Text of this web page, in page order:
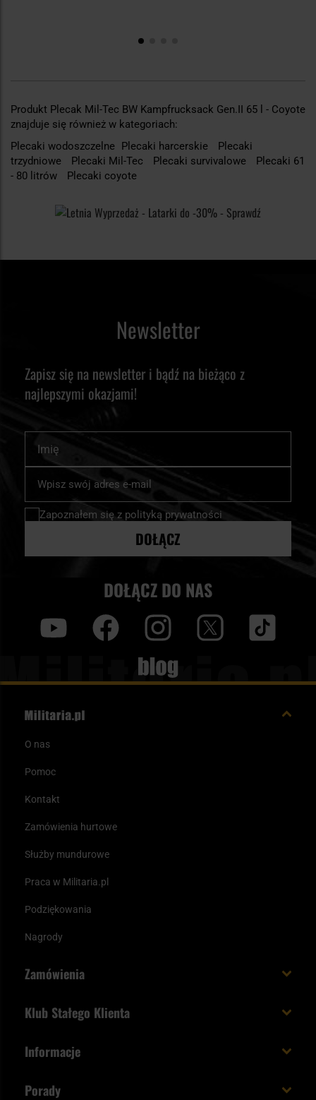
Produkt Plecak Mil-Tec BW Kampfrucksack Gen.II 65 l - Coyote
znajduje się również w kategoriach:
Plecaki wodoszczelne Plecaki harcerskie
Plecaki
trzydniowe
Plecaki Mil-Tec Plecaki survivalowe
Plecaki 61
- 80 litrów
Plecaki coyote
Newsletter
Zapisz się na newsletter i bądź na bieżąco z
najlepszymi okazjami!
nasz
newsletter:
Zapoznałem się z polityką prywatności
DOŁĄCZ
DOŁĄCZ DO NAS
Blog
O nas
Pomoc
Kontakt
Zamówienia hurtowe
Służby mundurowe
Praca w Militaria.pl
Podziękowania
Nagrody
Zamówienia
Paczka w weekend
Status zamówienia
Klub Stałego Klienta
Unboxing Militaria.pl
Informacje
Porady